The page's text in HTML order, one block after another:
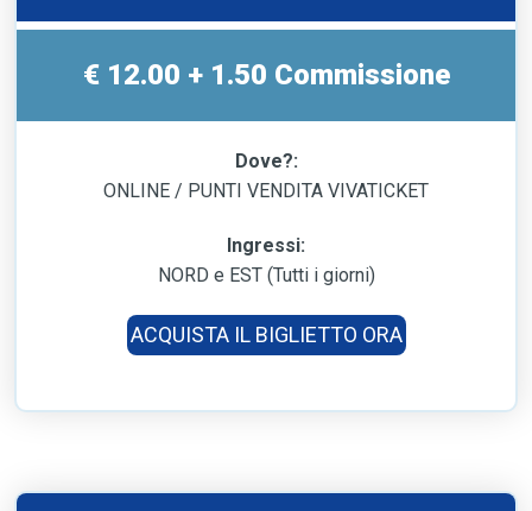
€ 12.00 + 1.50 Commissione
Dove?:
ONLINE / PUNTI VENDITA VIVATICKET
Ingressi:
NORD e EST (Tutti i giorni)
ACQUISTA IL BIGLIETTO ORA